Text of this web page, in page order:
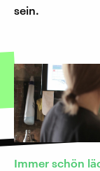
sein.
Immer schön